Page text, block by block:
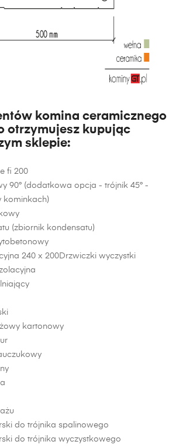
komina ceramicznego
otrzymujesz kupując
sklepie:
fi 200
90° (dodatkowa opcja - trójnik 45° -
kominkach)
(zbiornik kondensatu)
240 x 200Drzwiczki wyczystki
kartonowy
do trójnika spalinowego
do trójnika wyczystkowego